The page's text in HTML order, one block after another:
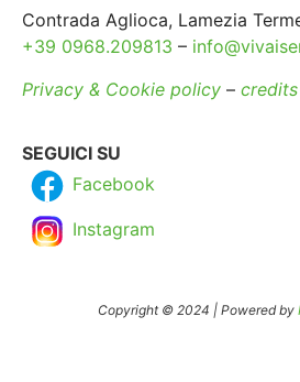
Contrada Aglioca, Lamezia
+39 0968.209813 –
Privacy & Cookie policy – credits
SEGUICI SU
Facebook
Instagram
Copyright © 2024 | Powered by